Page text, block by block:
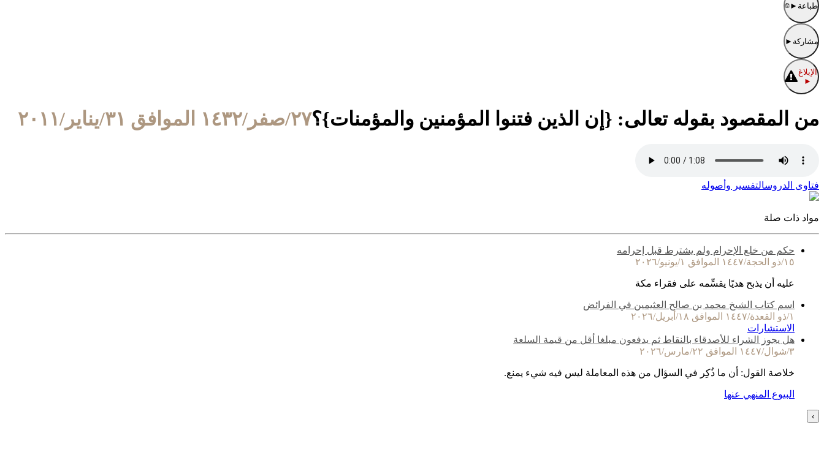
طباعة ►
مشاركة ►
الإبلاغ
►
من المقصود بقوله تعالى: {إن الذين فتنوا المؤمنين والمؤمنات}؟٢٧/صفر/١٤٣٢ الموافق ٣١/يناير/٢٠١١
فتاوى الدروسالتفسير وأصوله
مواد ذات صلة
حكم من خلع الإحرام ولم يشترط قبل إحرامه
١٥/ذو الحجة/١٤٤٧ الموافق ١/يونيو/٢٠٢٦
عليه أن يذبح هديًا يقسِّمه على فقراء مكة
اسم كتاب الشيخ محمد بن صالح العثيمين في الفرائض
١/ذو القعدة/١٤٤٧ الموافق ١٨/أبريل/٢٠٢٦
الاستشارات
هل يجوز الشراء للأصدقاء بالنقاط ثم يدفعون مبلغا أقل من قيمة السلعة
٣/شوال/١٤٤٧ الموافق ٢٢/مارس/٢٠٢٦
خلاصة القول: أن ما ذُكِر في السؤال من هذه المعاملة ليس فيه شيء يمنع.
البيوع المنهي عنها
›